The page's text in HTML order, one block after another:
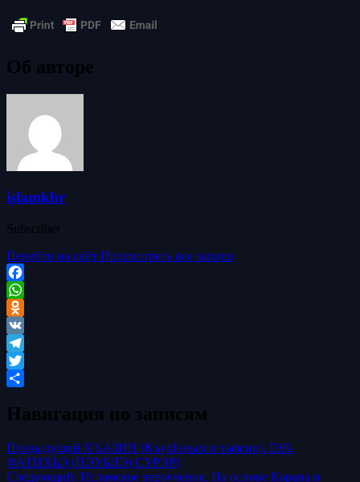
Об авторе
islamkbr
Subscriber
Перейти на сайт Просмотреть все записи
Facebook
WhatsApp
Odnoklassniki
VK
Telegram
Twitter
Навигация по записям
Предыдущий ХЪАЗИН (КъурIэным и тафсир). IЭЛ-
ФАТИХЬЭ (ПЭУБЛЭ) СУРЭР)
Следующий: Исламское вероучение. На основе Корана и